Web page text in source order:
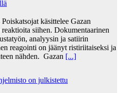
käsittelee Gazan
siihen. Dokumentaarinen
analyysin ja satiirin
reagointi on jäänyt ristiriitaiseksi ja
nähden. Gazan [...]
on julkistettu